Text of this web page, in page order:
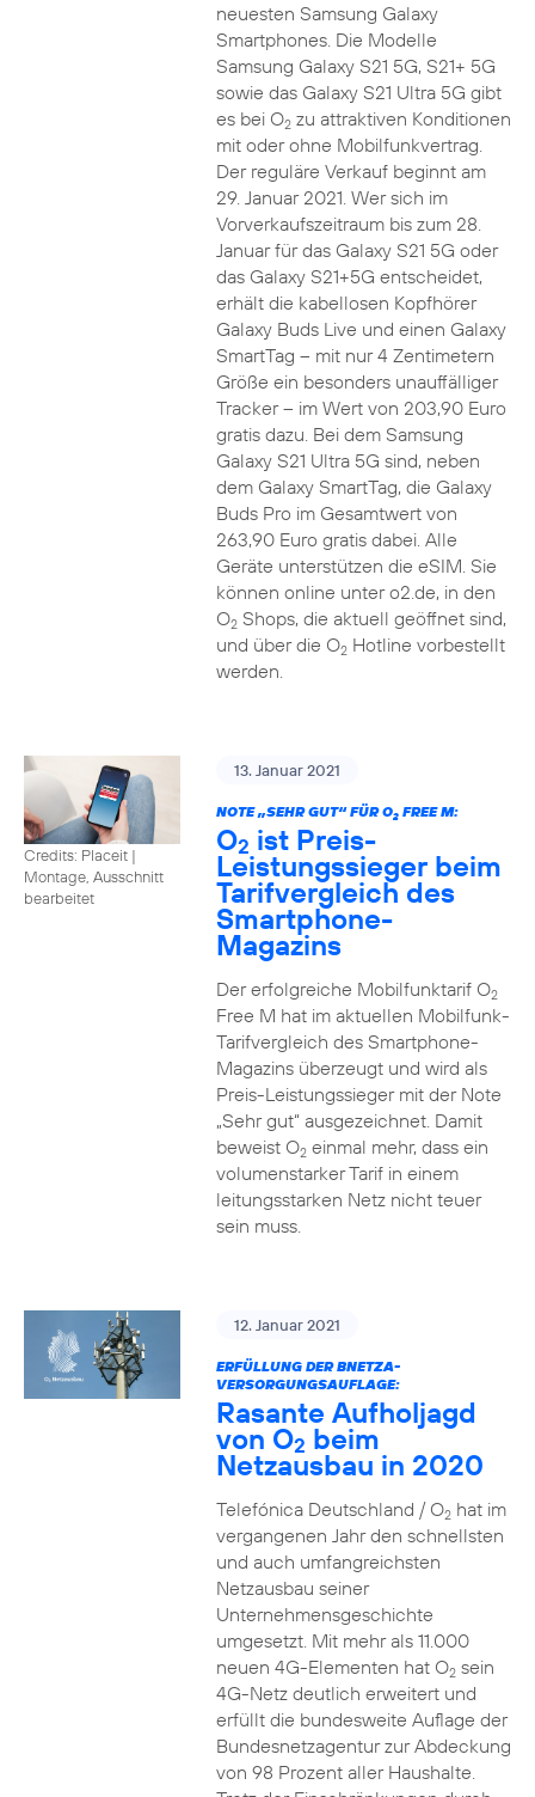
neuesten Samsung Galaxy
Smartphones. Die Modelle
Samsung Galaxy S21 5G, S21+ 5G
sowie das Galaxy S21 Ultra 5G gibt
es bei O2zu attraktiven Konditionen
mit oder ohne Mobilfunkvertrag.
Der reguläre Verkauf beginnt am
29. Januar 2021. Wer sich im
Vorverkaufszeitraum bis zum 28.
Januar für das Galaxy S21 5G oder
das Galaxy S21+5G entscheidet,
erhält die kabellosen Kopfhörer
Galaxy Buds Live und einen Galaxy
SmartTag – mit nur 4 Zentimetern
Größe ein besonders unauffälliger
Tracker – im Wert von 203,90 Euro
gratis dazu. Bei dem Samsung
Galaxy S21 Ultra 5G sind, neben
dem Galaxy SmartTag, die Galaxy
Buds Pro im Gesamtwert von
263,90 Euro gratis dabei. Alle
Geräte unterstützen die eSIM. Sie
können online unter o2.de, in den
O2Shops, die aktuell geöffnet sind,
und über die O2Hotline vorbestellt
werden.
Credits: Placeit |
Montage, Ausschnitt
bearbeitet
13. Januar 2021
NOTE „SEHR GUT“ FÜR O2FREE M:
O2 ist Preis-
Leistungssieger beim
Tarifvergleich des
Smartphone-
Magazins
Der erfolgreiche Mobilfunktarif O2
Free M hat im aktuellen Mobilfunk-
Tarifvergleich des Smartphone-
Magazins überzeugt und wird als
Preis-Leistungssieger mit der Note
„Sehr gut“ ausgezeichnet. Damit
beweist O2einmal mehr, dass ein
volumenstarker Tarif in einem
leitungsstarken Netz nicht teuer
sein muss.
12. Januar 2021
ERFÜLLUNG DER BNETZA-
VERSORGUNGSAUFLAGE:
Rasante Aufholjagd
von O2 beim
Netzausbau in 2020
Telefónica Deutschland / O2hat im
vergangenen Jahr den schnellsten
und auch umfangreichsten
Netzausbau seiner
Unternehmensgeschichte
umgesetzt. Mit mehr als 11.000
neuen 4G-Elementen hat O2sein
4G-Netz deutlich erweitert und
erfüllt die bundesweite Auflage der
Bundesnetzagentur zur Abdeckung
von 98 Prozent aller Haushalte.